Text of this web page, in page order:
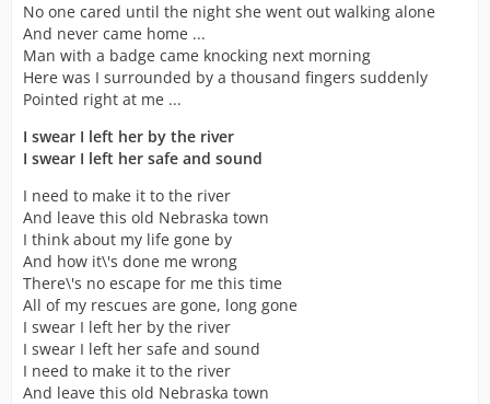
No one cared until the night she went out walking alone
And never came home ...
Man with a badge came knocking next morning
Here was I surrounded by a thousand fingers suddenly
Pointed right at me ...
I swear I left her by the river
I swear I left her safe and sound
I need to make it to the river
And leave this old Nebraska town
I think about my life gone by
And how it\'s done me wrong
There\'s no escape for me this time
All of my rescues are gone, long gone
I swear I left her by the river
I swear I left her safe and sound
I need to make it to the river
And leave this old Nebraska town